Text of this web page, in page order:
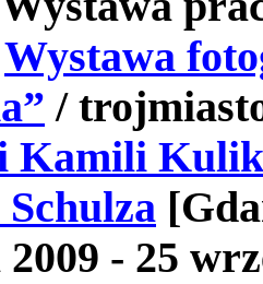
Wystawa
/
Kamili Kulik
- 25